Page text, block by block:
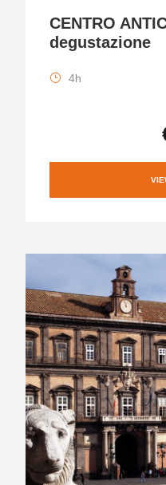
CENTRO
degustazione
4h